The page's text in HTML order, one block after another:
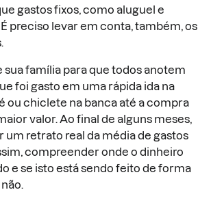
gastos fixos, como aluguel e
preciso levar em conta, também, os
sua família para que todos anotem
foi gasto em uma rápida ida na
ou chiclete na banca até a compra
valor. Ao final de alguns meses,
um retrato real da média de gastos
compreender onde o dinheiro
e se isto está sendo feito de forma